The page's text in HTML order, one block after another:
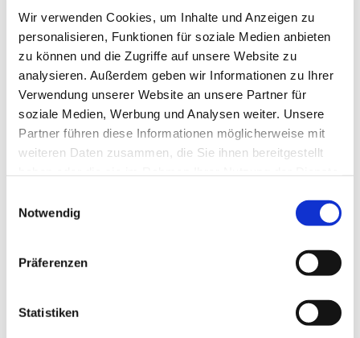
Wir verwenden Cookies, um Inhalte und Anzeigen zu
personalisieren, Funktionen für soziale Medien anbieten
zu können und die Zugriffe auf unsere Website zu
analysieren. Außerdem geben wir Informationen zu Ihrer
Verwendung unserer Website an unsere Partner für
soziale Medien, Werbung und Analysen weiter. Unsere
Partner führen diese Informationen möglicherweise mit
weiteren Daten zusammen, die Sie ihnen bereitgestellt
Notwendig
Präferenzen
Statistiken
Dies könnte Sie auch
interessieren